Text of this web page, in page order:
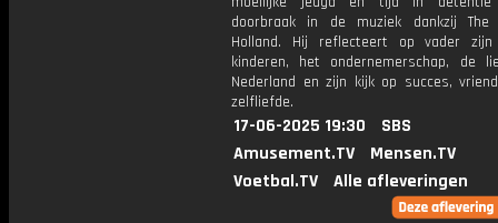
doorbraak in de muziek dankzij
Holland. Hij reflecteert op vader
kinderen, het ondernemerschap, de
Nederland en zijn kijk op succes,
zelfliefde.
17-06-2025 19:30
SBS
Amusement.TV
Mensen.TV
Voetbal.TV
Alle afleveringen